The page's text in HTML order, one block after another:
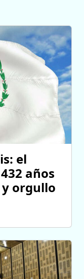
el
años
orgullo